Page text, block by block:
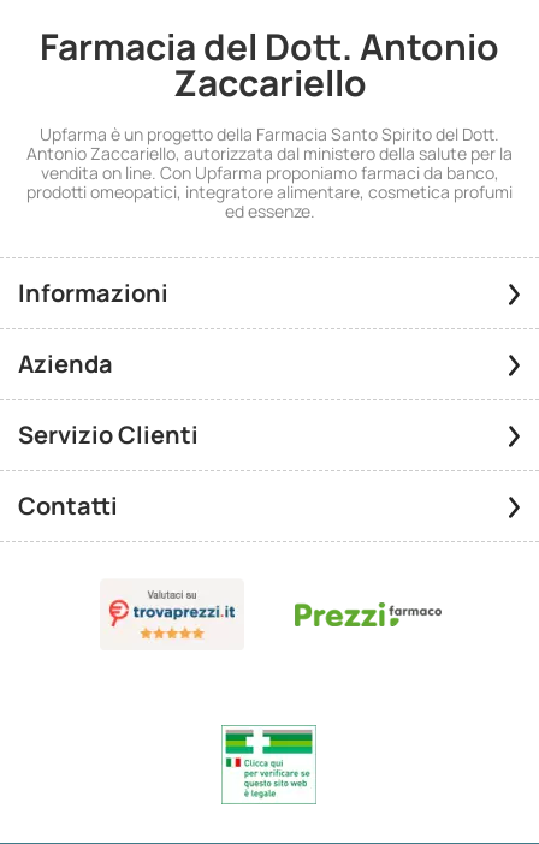
Farmacia del Dott. Antonio
Zaccariello
Upfarma è un progetto della Farmacia Santo Spirito del Dott.
Antonio Zaccariello, autorizzata dal ministero della salute per la
vendita on line. Con Upfarma proponiamo farmaci da banco,
prodotti omeopatici, integratore alimentare, cosmetica profumi
ed essenze.
Informazioni
Azienda
Servizio Clienti
Contatti